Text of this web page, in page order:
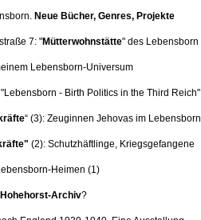
Neue Bücher, Genres, Projekte
7: "Mütterwohnstätte" des Lebensborn
Lebensborn-Universum
"Lebensborn - Birth Politics in the Third Reich"
“ (3): Zeuginnen Jehovas im Lebensborn
(2): Schutzhäftlinge, Kriegsgefangene
Heimen (1)
Hohehorst-Archiv?